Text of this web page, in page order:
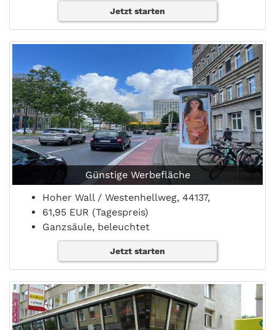
Jetzt starten
Günstige Werbefläche
Hoher Wall / Westenhellweg, 44137,
61,95 EUR (Tagespreis)
Ganzsäule, beleuchtet
Jetzt starten